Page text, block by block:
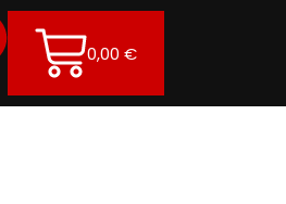
0,00 €